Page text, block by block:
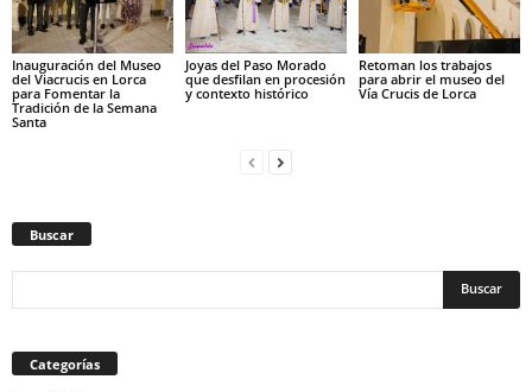
Inauguración del Museo
del Viacrucis en Lorca
para Fomentar la
Tradición de la Semana
Santa
Joyas del Paso Morado
que desfilan en procesión
y contexto histórico
Retoman los trabajos
para abrir el museo del
Vía Crucis de Lorca
Buscar
Categorías